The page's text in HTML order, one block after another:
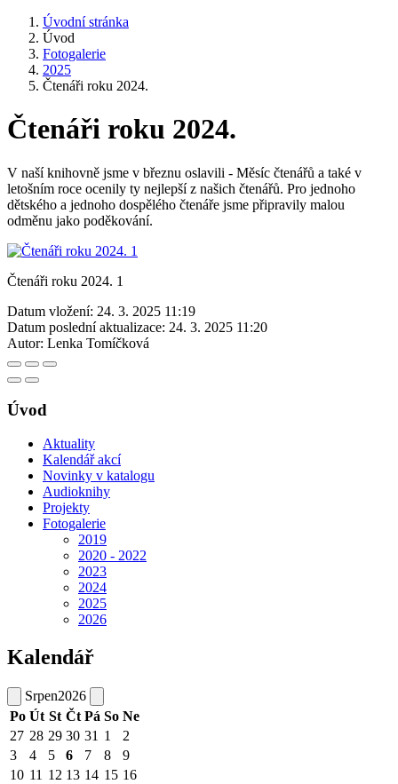
Úvodní stránka
Úvod
Fotogalerie
2025
Čtenáři roku 2024.
Čtenáři roku 2024.
V naší knihovně jsme v březnu oslavili - Měsíc čtenářů a také v
letošním roce ocenily ty nejlepší z našich čtenářů. Pro jednoho
dětského a jednoho dospělého čtenáře jsme připravily malou
odměnu jako poděkování.
Čtenáři roku 2024. 1
Datum vložení: 24. 3. 2025 11:19
Datum poslední aktualizace: 24. 3. 2025 11:20
Autor: Lenka Tomíčková
Úvod
Aktuality
Kalendář akcí
Novinky v katalogu
Audioknihy
Projekty
Fotogalerie
2019
2020 - 2022
2023
2024
2025
2026
Kalendář
Srpen2026
Po Út St Čt Pá So Ne
27 28 29 30 31 1
2
3
4 5 6 7 8
9
10 11 12 13 14 15 16